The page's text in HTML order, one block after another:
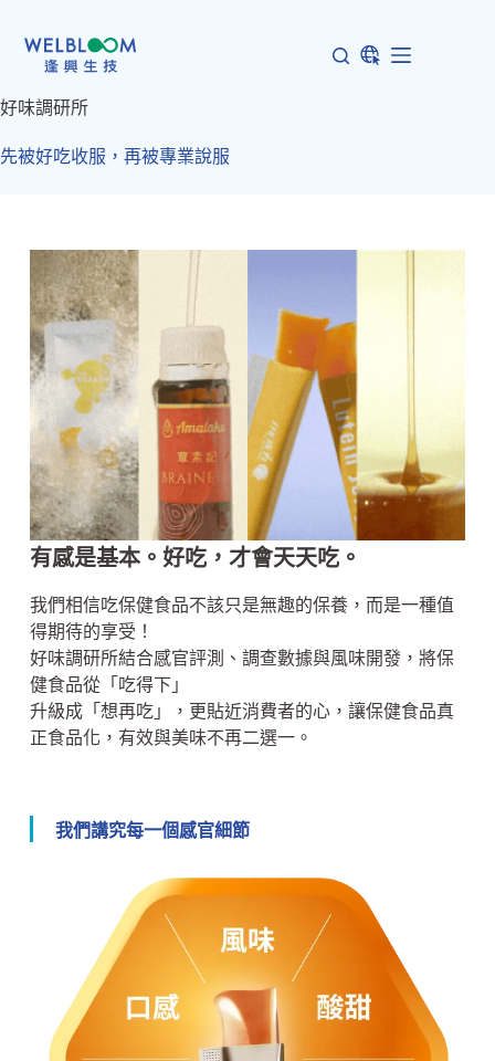
內
容
好味調研所
先被好吃收服，再被專業說服
有感是基本。好吃，才會天天吃。
我們相信吃保健食品不該只是無趣的保養，而是一種值
得期待的享受！
好味調研所結合感官評測、調查數據與風味開發，將保
健食品從「吃得下」
升級成「想再吃」，更貼近消費者的心，讓保健食品真
正食品化，有效與美味不再二選一。
我們講究每一個感官細節